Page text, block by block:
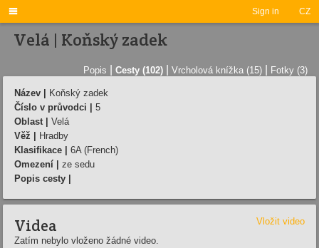
Sign in CZ

Velá | Koňský zadek
Popis Cesty (102) Vrcholová knížka (15) Fotky (3)
Název |
Koňský zadek
Číslo v průvodci |
5
Oblast |
Velá
Věž |
Hradby
Klasifikace |
6A (French)
Omezení |
ze sedu
Popis cesty |
Videa
Vložit video
Zatím nebylo vloženo žádné video.